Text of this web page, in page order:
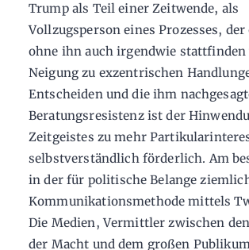
Trump als Teil einer Zeitwende, als
Vollzugsperson eines Prozesses,
ohne ihn auch irgendwie stattfinden
Neigung zu exzentrischen
Entscheiden und die ihm
Beratungsresistenz ist der
Zeitgeistes zu mehr
selbstverständlich förderlich. Am
in der für politische Belange
Kommunikationsmethode mittels
Die Medien, Vermittler zwischen
der Macht und dem großen